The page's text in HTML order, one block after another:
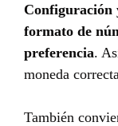
Configuración
formato de
preferencia.
moneda
También